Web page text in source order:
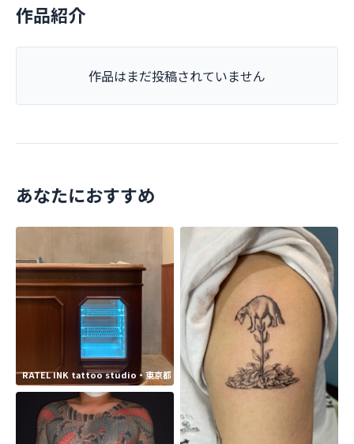
作品紹介
作品はまだ投稿されていません
あなたにおすすめ
RATEL INK tattoo studio・東京都